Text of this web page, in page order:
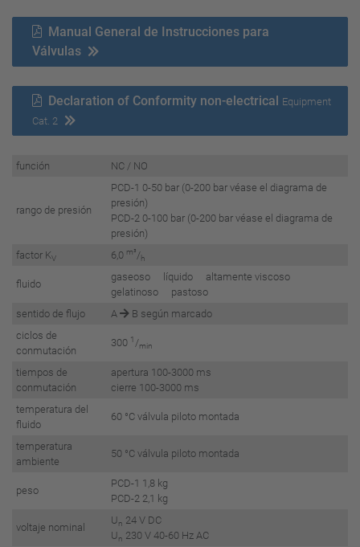
Manual General de Instrucciones para
Válvulas
Declaration of Conformity non-electrical
Equipment
Cat. 2
función NC / NO
rango de presión
PCD-1 0-50 bar (0-200 bar véase el diagrama de
presión)
PCD-2 0-100 bar (0-200 bar véase el diagrama de
presión)
factor KV 6,0 m³/h
fluido
gaseoso líquido altamente viscoso
gelatinoso pastoso
sentido de flujo
A
B según marcado
ciclos de
conmutación
300 1 /min
tiempos de
conmutación
apertura 100-3000 ms
cierre 100-3000 ms
temperatura del
fluido
60 °C válvula piloto montada
temperatura
ambiente
50 °C válvula piloto montada
peso
PCD-1 1,8 kg
PCD-2 2,1 kg
voltaje nominal
Un 24 V DC
Un 230 V 40-60 Hz AC